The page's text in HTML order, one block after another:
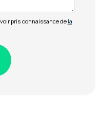
pris connaissance de la